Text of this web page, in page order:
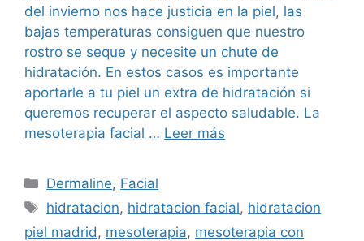
del invierno nos hace justicia en la piel, las
bajas temperaturas consiguen que nuestro
rostro se seque y necesite un chute de
hidratación. En estos casos es importante
aportarle a tu piel un extra de hidratación si
queremos recuperar el aspecto saludable. La
mesoterapia facial … Leer más
Dermaline, Facial
hidratacion, hidratacion facial, hidratacion
piel madrid, mesoterapia, mesoterapia con